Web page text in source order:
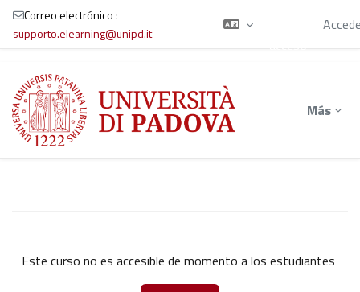
Salta al contenido principal
Correo electrónico :
supporto.elearning@unipd.it
Más
Este curso no es accesible de momento a los estudiantes